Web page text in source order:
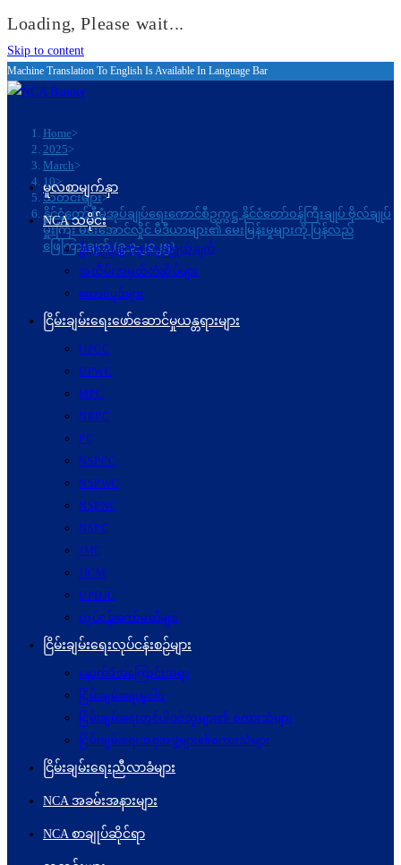
Loading, Please wait...
Skip to content
Machine Translation To English Is Available In Language Bar
Home>
2025>
March>
10>
သတင်းများ>
နိုင်ငံတော်စီမံအုပ်ချုပ်ရေးကောင်စီဥက္ကဋ္ဌ နိုင်ငံတော်ဝန်ကြီးချုပ် ဗိုလ်ချုပ်
မှူးကြီး မင်းအောင်လှိုင် မီဒီယာများ၏ မေးမြန်းမှုများကို ပြန်လည်
ဖြေကြားချက် (၉-၃-၂၀၂၅)
မူလစာမျက်နှာ
NCA သမိုင်း
ဦးတည်ချက်နှင့်ရည်ရွယ်ချက်
အထိမ်းအမှတ်တံဆိပ်များ
ဆောင်ပုဒ်များ
ငြိမ်းချမ်းရေးဖော်‌ဆောင်မှုယန္တရားများ
UPCC
UPWC
MPC
NRPC
PC
NSPCC
NSPWC
NSPNC
NSPC
JMC
JICM
UPDJC
လုပ်ငန်းကော်မတီများ
ငြိမ်းချမ်းရေးလုပ်ငန်းစဉ်များ
နောက်ခံအကြောင်းအရာ
ငြိမ်းချမ်းရေးမူဝါဒ
ငြိမ်းချမ်းရေးတွင်ပါဝင်သူများ၏ စကားသံများ
ငြိမ်းချမ်းရေးအစုအဖွဲ့များ၏စကားသံများ
ငြိမ်းချမ်းရေးညီလာခံများ
NCA အခမ်းအနားများ
NCA စာချုပ်ဆိုင်ရာ